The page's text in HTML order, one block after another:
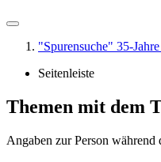
"Spurensuche" 35-
Seitenleiste
Themen mit dem
Angaben zur Person während